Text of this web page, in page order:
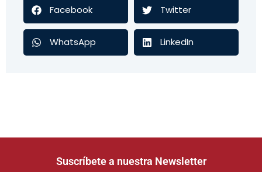
Facebook Twitter
WhatsApp LinkedIn
Suscríbete a nuestra Newsletter